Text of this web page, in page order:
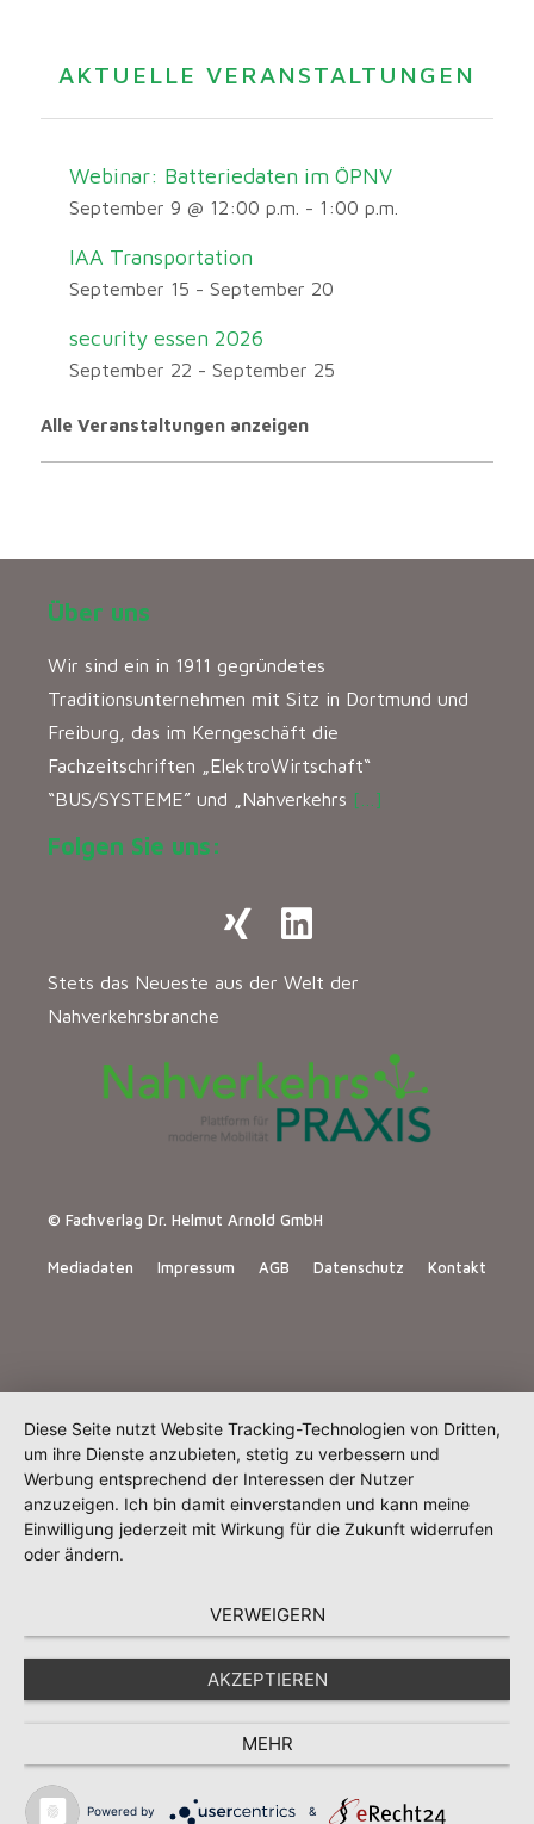
AKTUELLE VERANSTALTUNGEN
Webinar: Batteriedaten im ÖPNV
September 9 @ 12:00 p.m. - 1:00 p.m.
IAA Transportation
September 15 - September 20
security essen 2026
September 22 - September 25
Alle Veranstaltungen anzeigen
Über uns
Wir sind ein in 1911 gegründetes
Traditionsunternehmen mit Sitz in Dortmund und
Freiburg, das im Kerngeschäft die
Fachzeitschriften „ElektroWirtschaft“
“BUS/SYSTEME” und „Nahverkehrs […]
Folgen Sie uns:
Stets das Neueste aus der Welt der
Nahverkehrsbranche
© Fachverlag Dr. Helmut Arnold GmbH
Mediadaten Impressum AGB Datenschutz Kontakt
Diese Seite nutzt Website Tracking-Technologien von Dritten,
um ihre Dienste anzubieten, stetig zu verbessern und
Werbung entsprechend der Interessen der Nutzer
anzuzeigen. Ich bin damit einverstanden und kann meine
Einwilligung jederzeit mit Wirkung für die Zukunft widerrufen
oder ändern.
VERWEIGERN
AKZEPTIEREN
MEHR
Powered by &